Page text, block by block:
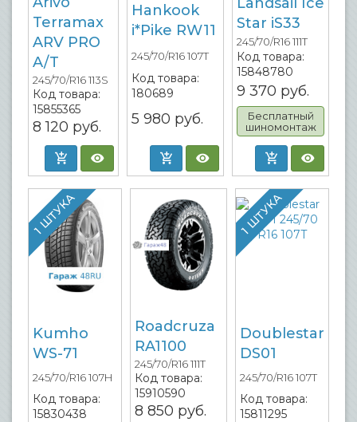
Terramax
ARV PRO
A/T
245/70/R16 113S
Код товара:
15855365
8 120 руб.
Hankook
i*Pike RW11
245/70/R16 107T
Код товара:
180689
5 980 руб.
Star iS33
245/70/R16 111T
Код товара:
15848780
9 370 руб.
Бесплатный
шиномонтаж
1 ШТУКА
Kumho
WS-71
245/70/R16 107H
Код товара:
15830438
Roadcruza
RA1100
245/70/R16 111T
Код товара:
15910590
8 850 руб.
1 ШТУКА
Doublestar
DS01
245/70/R16 107T
Код товара:
15811295